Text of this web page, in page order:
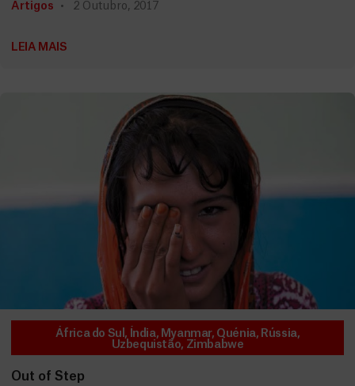
Artigos 2 Outubro, 2017
LEIA MAIS
África do Sul , Índia, Myanmar, Quénia, Rússia,
Uzbequistão, Zimbabwe
Out of Step